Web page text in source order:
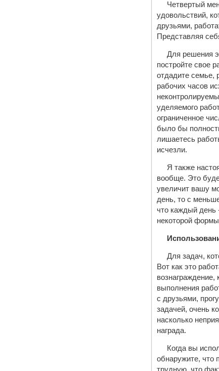
Четвертый
удовольствий,
друзьями,
Представляя
Для решения
постройте свое
отдадите семье,
рабочих часов
уделяемого
ограниченное
было бы
лишаетесь
исчезли.
Я также
вообще. Это
увеличит вашу
день, то с
что каждый день
некоторой
Для задач,
Вот как это
выполнения
с друзьями,
задачей, очень
насколько
награда.
Когда вы
обнаружите, что